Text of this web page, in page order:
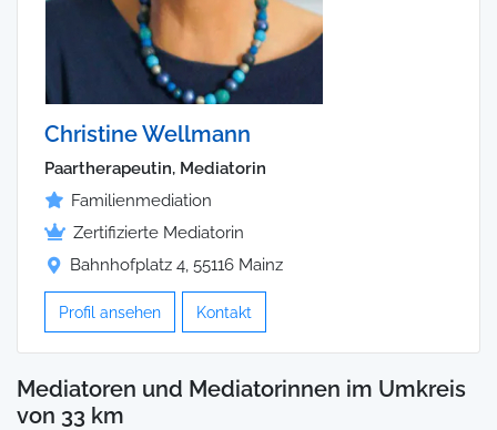
Christine Wellmann
Paartherapeutin, Mediatorin
Familienmediation
Zertifizierte Mediatorin
Bahnhofplatz 4, 55116 Mainz
Profil ansehen Kontakt
Mediatoren und Mediatorinnen im Umkreis
von 33 km